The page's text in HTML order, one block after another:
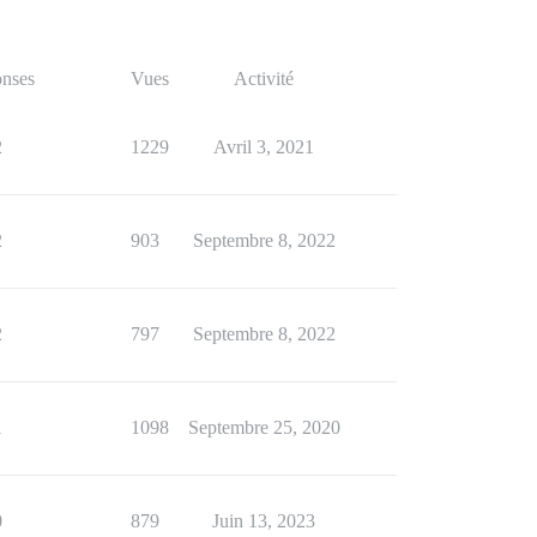
Vues Activité
1229 Avril 3, 2021
903 Septembre 8, 2022
797 Septembre 8, 2022
1098 Septembre 25, 2020
879 Juin 13, 2023